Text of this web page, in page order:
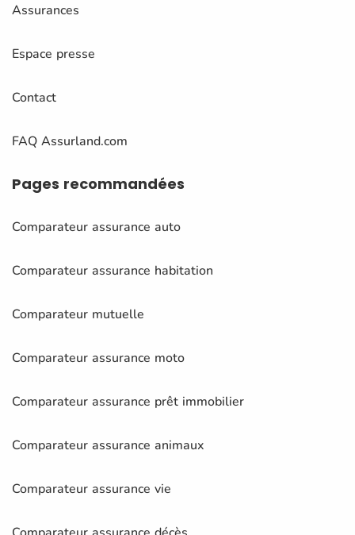
Assurances
Espace presse
Contact
FAQ Assurland.com
Pages recommandées
Comparateur assurance auto
Comparateur assurance habitation
Comparateur mutuelle
Comparateur assurance moto
Comparateur assurance prêt immobilier
Comparateur assurance animaux
Comparateur assurance vie